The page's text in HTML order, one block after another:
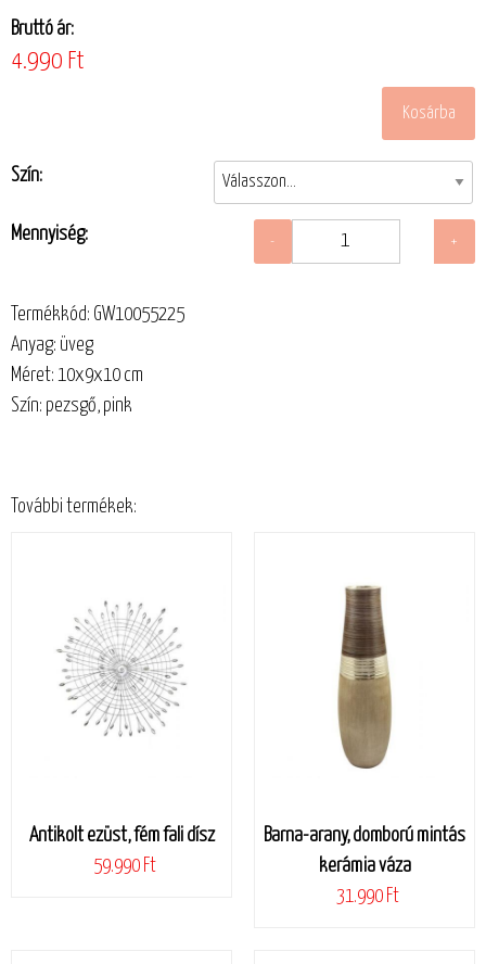
Bruttó ár:
4.990 Ft
Szín:
Mennyiség:
Termékkód: GW10055225
Anyag: üveg
Méret: 10x9x10 cm
Szín: pezsgő, pink
További termékek:
Antikolt ezüst, fém fali dísz
59.990 Ft
Barna-arany, domború mintás
kerámia váza
31.990 Ft